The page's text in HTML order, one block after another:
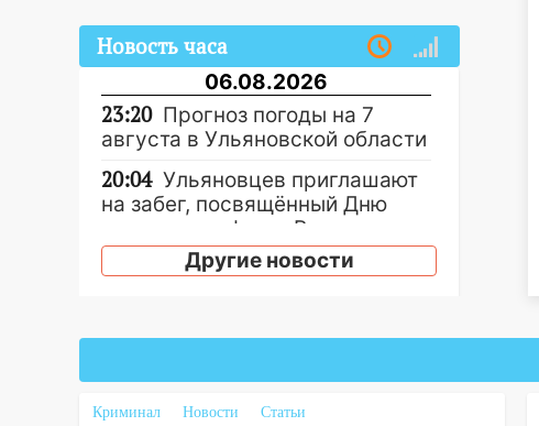
Новость часа
06.08.2026
23:20 Прогноз погоды на 7
августа в Ульяновской области
20:04 Ульяновцев приглашают
на забег, посвящённый Дню
воздушного флота России
19:12 В Ульяновской области
прошлого своего сотрудник
18:02 В Ульяновск едут звезды
баскетбола!
Другие новости
Криминал Новости
Статьи